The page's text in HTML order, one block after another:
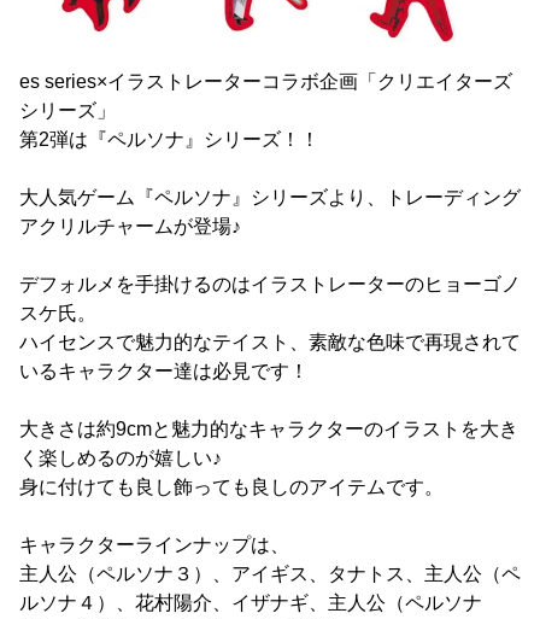
es series×イラストレーターコラボ企画「クリエイターズ
シリーズ」
第2弾は『ペルソナ』シリーズ！！
大人気ゲーム『ペルソナ』シリーズより、トレーディング
アクリルチャームが登場♪
デフォルメを手掛けるのはイラストレーターのヒョーゴノ
スケ氏。
ハイセンスで魅力的なテイスト、素敵な色味で再現されて
いるキャラクター達は必見です！
大きさは約9cmと魅力的なキャラクターのイラストを大き
く楽しめるのが嬉しい♪
身に付けても良し飾っても良しのアイテムです。
キャラクターラインナップは、
主人公（ペルソナ３）、アイギス、タナトス、主人公（ペ
ルソナ４）、花村陽介、イザナギ、主人公（ペルソナ